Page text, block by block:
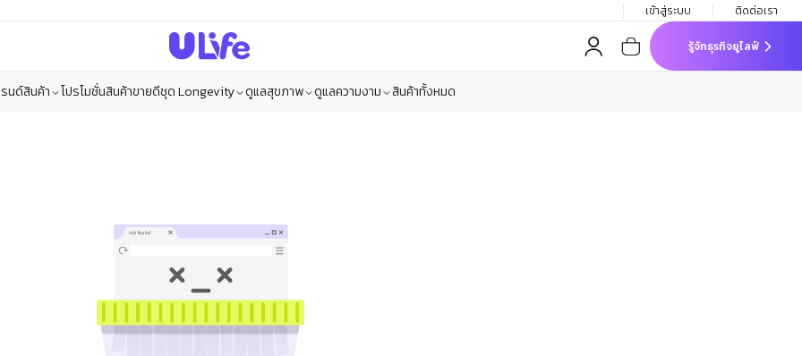
เข้าสู่ระบบ ติดต่อเรา
รู้จักธุรกิจยูไลฟ์
นด์สินค้า โปรโมชั่นสินค้าขายดีชุด Longevity ดูแลสุขภาพ ดูแลความงาม สินค้าทั้งหมด